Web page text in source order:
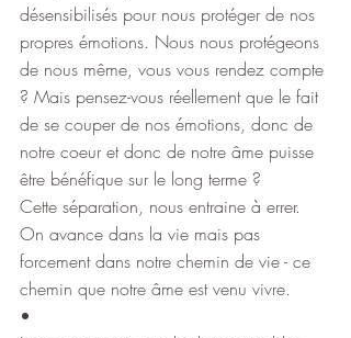
désensibilisés pour nous protéger de nos
propres émotions. Nous nous protégeons
de nous même, vous vous rendez compte
? Mais pensez-vous réellement que le fait
de se couper de nos émotions, donc de
notre coeur et donc de notre âme puisse
être bénéfique sur le long terme ?
Cette séparation, nous entraine à errer.
On avance dans la vie mais pas
forcement dans notre chemin de vie - ce
chemin que notre âme est venu vivre.
•